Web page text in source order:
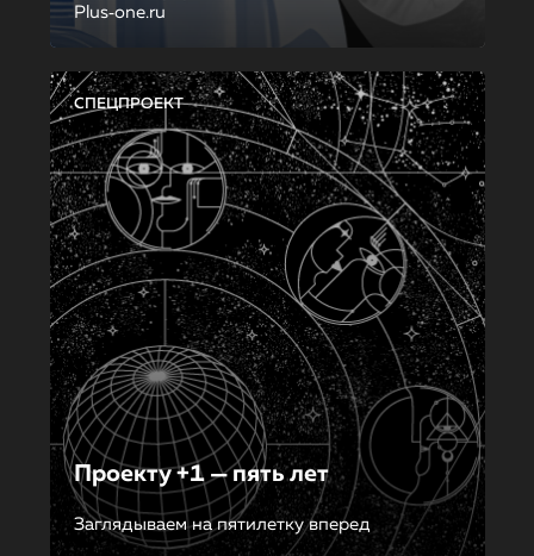
Plus‑one.ru
СПЕЦПРОЕКТ
Проекту +1 — пять лет
Заглядываем на пятилетку вперед